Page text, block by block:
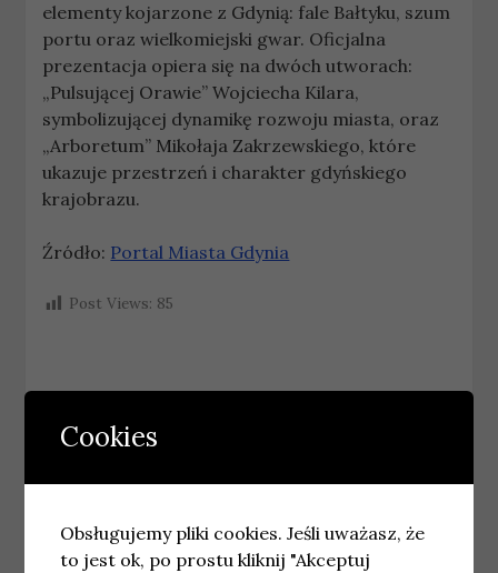
elementy kojarzone z Gdynią: fale Bałtyku, szum
portu oraz wielkomiejski gwar. Oficjalna
prezentacja opiera się na dwóch utworach:
„Pulsującej Orawie” Wojciecha Kilara,
symbolizującej dynamikę rozwoju miasta, oraz
„Arboretum” Mikołaja Zakrzewskiego, które
ukazuje przestrzeń i charakter gdyńskiego
krajobrazu.
Źródło: Portal Miasta Gdynia
Post Views: 85
Wrocławiu w rejonie węzła Grabiszyn
Cookies
Obsługujemy pliki cookies. Jeśli uważasz, że
to jest ok, po prostu kliknij "Akceptuj